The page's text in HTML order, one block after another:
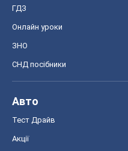
ГДЗ
Онлайн уроки
ЗНО
СНД посібники
Авто
Тест Драйв
Акції